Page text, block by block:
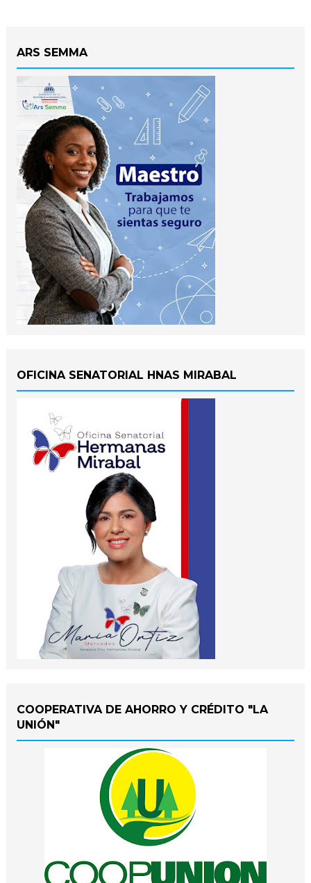
ARS SEMMA
OFICINA SENATORIAL HNAS MIRABAL
COOPERATIVA DE AHORRO Y CRÉDITO "LA
UNIÓN"